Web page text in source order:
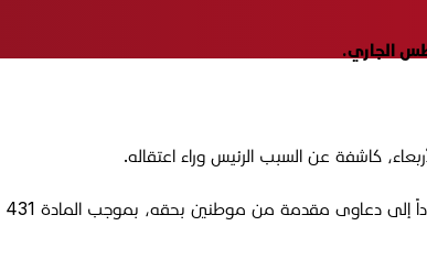
كاشفة عن السبب الرئيس وراء اعتقاله.